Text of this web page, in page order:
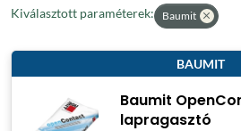
Kiválasztott paraméterek: Baumit
BAUMIT
Baumit
lapragasztó